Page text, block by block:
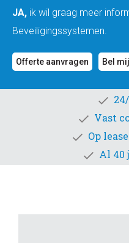
JA, ik wil graag meer
Beveiligingssystemen.
Offerte aanvragen Bel
Vast
Op
Al 40